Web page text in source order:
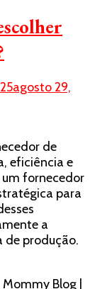
agosto 29,
de
eficiência e
um fornecedor
para
a
de produção.
Blog |